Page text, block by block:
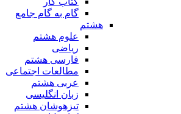
گام به گام جامع
هشتم
علوم هشتم
ریاضی
فارسی هشتم
مطالعات اجتماعی
عربی هشتم
زبان انگلیسی
تیزهوشان هشتم